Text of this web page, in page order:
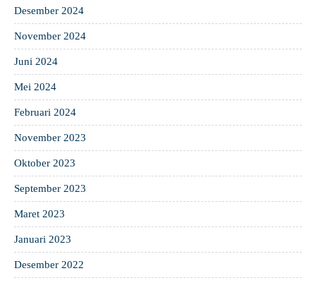
Desember 2024
November 2024
Juni 2024
Mei 2024
Februari 2024
November 2023
Oktober 2023
September 2023
Maret 2023
Januari 2023
Desember 2022